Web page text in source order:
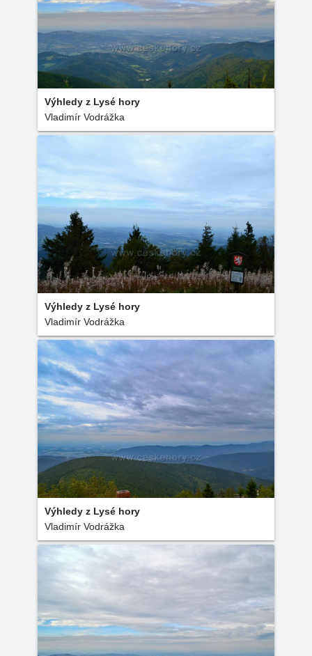
Výhledy z Lysé hory
Vladimír Vodrážka
Výhledy z Lysé hory
Vladimír Vodrážka
Výhledy z Lysé hory
Vladimír Vodrážka